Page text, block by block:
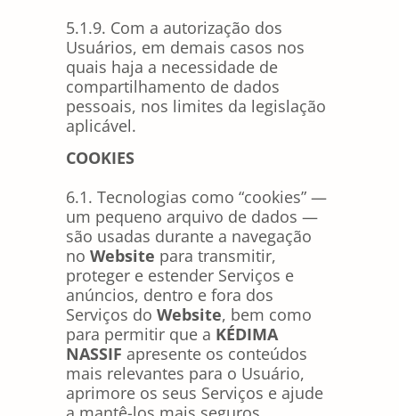
5.1.9. Com a autorização dos
Usuários, em demais casos nos
quais haja a necessidade de
compartilhamento de dados
pessoais, nos limites da legislação
aplicável.
COOKIES
6.1. Tecnologias como “cookies” —
um pequeno arquivo de dados —
são usadas durante a navegação
no Website para transmitir,
proteger e estender Serviços e
anúncios, dentro e fora dos
Serviços do Website, bem como
para permitir que a KÉDIMA
NASSIF apresente os conteúdos
mais relevantes para o Usuário,
aprimore os seus Serviços e ajude